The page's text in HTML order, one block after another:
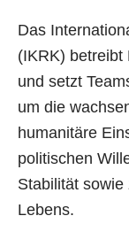
Das
(IKRK) betreibt
und setzt
um die
humanitäre
politischen
Stabilität
Lebens.